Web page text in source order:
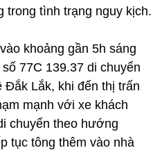
trong tình trạng nguy kịch.
khoảng gần 5h sáng
77C 139.37 di chuyển
Lắk, khi đến thị trấn
mạnh với xe khách
chuyển theo hướng
tục tông thêm vào nhà